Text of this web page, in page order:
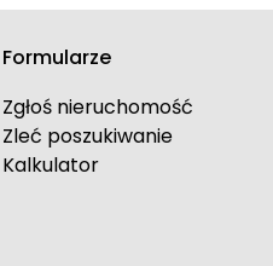
Formularze
Zgłoś nieruchomość
Zleć poszukiwanie
Kalkulator